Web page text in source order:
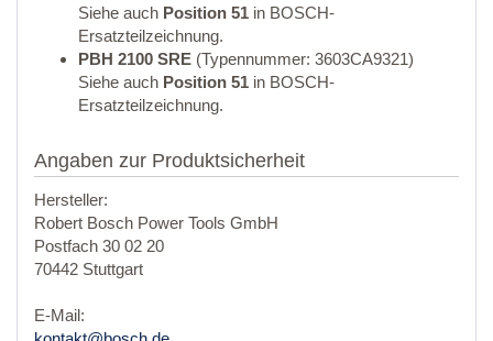
Siehe auch Position 51 in BOSCH-
Ersatzteilzeichnung.
PBH 2100 SRE (Typennummer: 3603CA9321)
Siehe auch Position 51 in BOSCH-
Ersatzteilzeichnung.
Angaben zur Produktsicherheit
Hersteller:
Robert Bosch Power Tools GmbH
Postfach 30 02 20
70442 Stuttgart
E-Mail: